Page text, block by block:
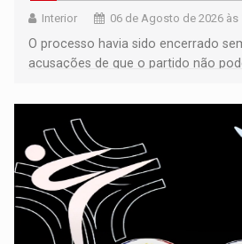
Interior 06 de Agosto de 2026 às
O processo havia sido encerrado
acusações de que o partido não